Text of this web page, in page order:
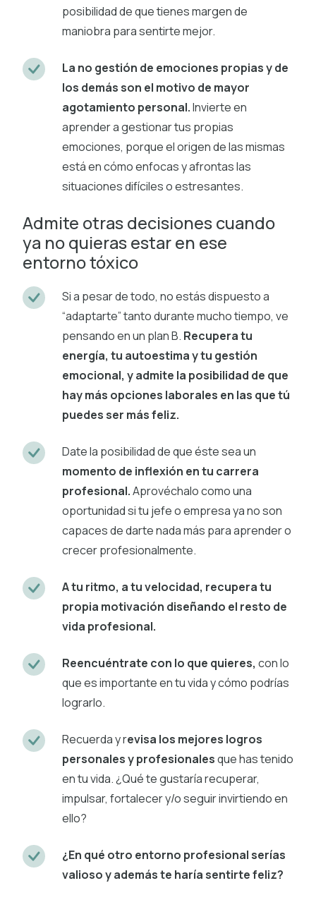
posibilidad de que tienes margen de
maniobra para sentirte mejor.
La no gestión de emociones propias y de
los demás son el motivo de mayor
agotamiento personal.Invierte en
aprender a gestionar tus propias
emociones, porque el origen de las mismas
está en cómo enfocas y afrontas las
situaciones difíciles o estresantes.
Admite otras decisiones cuando
ya no quieras estar en ese
entorno tóxico
Si a pesar de todo, no estás dispuesto a
“adaptarte” tanto durante mucho tiempo, ve
pensando en un plan B. Recupera tu
energía, tu autoestima y tu gestión
emocional, y admite la posibilidad de que
hay más opciones laborales en las que tú
puedes ser más feliz.
Date la posibilidad de que éste sea un
momento de inflexión en tu carrera
profesional.Aprovéchalo como una
oportunidad si tu jefe o empresa ya no son
capaces de darte nada más para aprender o
crecer profesionalmente.
A tu ritmo, a tu velocidad, recupera tu
propia motivación diseñando el resto de
vida profesional.
Reencuéntrate con lo que quieres, con lo
que es importante en tu vida y cómo podrías
lograrlo.
Recuerda y revisa los mejores logros
personales y profesionalesque has tenido
en tu vida. ¿Qué te gustaría recuperar,
impulsar, fortalecer y/o seguir invirtiendo en
ello?
¿En qué otro entorno profesional serías
valioso y además te haría sentirte feliz?